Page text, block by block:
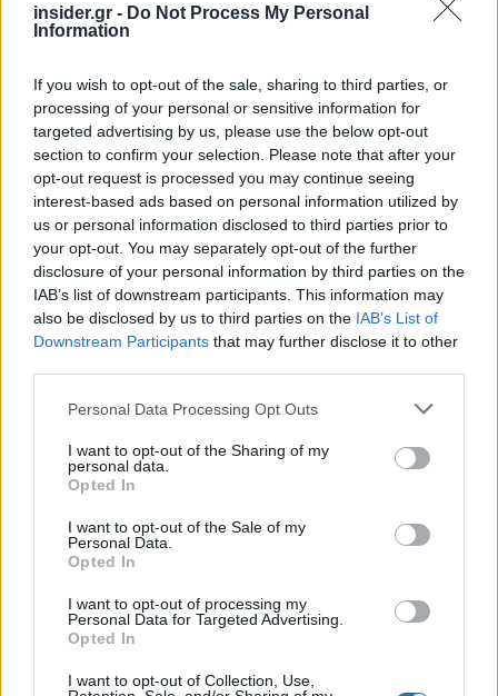
insider.gr - Do Not Process My Personal
Information
If you wish to opt-out of the sale, sharing to third parties, or
processing of your personal or sensitive information for
targeted advertising by us, please use the below opt-out
section to confirm your selection. Please note that after your
opt-out request is processed you may continue seeing
interest-based ads based on personal information utilized by
us or personal information disclosed to third parties prior to
your opt-out. You may separately opt-out of the further
disclosure of your personal information by third parties on the
IAB’s list of downstream participants. This information may
also be disclosed by us to third parties on the IAB’s List of
Downstream Participants that may further disclose it to other
Please note that this website/app uses one or more Google
not limited to your visit or usage behaviour. You may click to
grant or deny consent to Google and its third-party tags to
use your data for below specified purposes in below Google
consent section.
Personal Data Processing Opt Outs
I want to opt-out of the Sharing of my
personal data.
Opted In
I want to opt-out of the Sale of my
Personal Data.
Opted In
I want to opt-out of processing my
Personal Data for Targeted Advertising.
Opted In
I want to opt-out of Collection, Use,
«εργαζόμαστε ήδη. Προετοιμάζουμε μια νέα
νοικοκύρεμα της οικονομίας, θέλουμε μια Ελλάδα
με ακόμα μεγαλύτερους ρυθμούς ανάπτυξης. Με
αξιοποίηση των νέων τεχνολογιών και ειδικά της
τεχνητής νοημοσύνης, για πιο μεγάλες ευκαιρίες
στους νέους και την οικονομία. Με έγνοια τη
δίκαια διάχυση του πλούτου και την πιο ουσιαστική
στήριξη αυτών που πράγματι έχουν ανάγκη. Δεν
χαρίζουμε στην αριστερά το μονοπώλιο της
καρδιάς, εμείς είμαστε το μεγάλο λαϊκό κόμμα της
χώρας. Με γενναίες παρεμβάσεις μέσα και από
τη Συνταγματική Αναθεώρηση για το πολιτικό
σύστημα, τη Δικαιοσύνη, τη μονιμότητα των
πρέπει να προχωρήσει. Με σταθερή
προτεραιότητα στις Ένοπλες Δυνάμεις μας και τη
διατήρηση υψηλού διεθνούς κύρους για την
πατρίδα μας».